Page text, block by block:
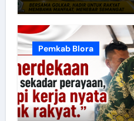
Pemkab Blora